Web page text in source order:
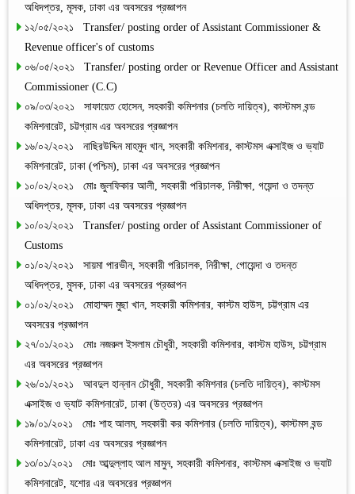
অধিদপ্তর, মূসক, ঢাকা এর অবসরের প্রজ্ঞাপন
১২/০৫/২০২১ Transfer/ posting order of Assistant Commissioner &
Revenue officer's of customs
০৬/০৫/২০২১ Transfer/ posting order or Revenue Officer and Assistant
Commissioner (C.C)
০৯/০৩/২০২১ সাফায়েত হোসেন, সহকারী কমিশনার (চলতি দায়িত্ব), কাস্টমস বন্ড
কমিশনারেট, চট্টগ্রাম এর অবসরের প্রজ্ঞাপন
১৬/০২/২০২১ নাছিরউদ্দিন মাহমুদ খান, সহকারী কমিশনার, কাস্টমস এক্সাইজ ও ভ্যাট
কমিশনারেট, ঢাকা (পশ্চিম), ঢাকা এর অবসরের প্রজ্ঞাপন
১০/০২/২০২১ মোঃ জুলফিকার আলী, সহকারী পরিচালক, নিরীক্ষা, গয়েন্দা ও তদন্ত
অধিদপ্তর, মূসক, ঢাকা এর অবসরের প্রজ্ঞাপন
১০/০২/২০২১ Transfer/ posting order of Assistant Commissioner of
Customs
০১/০২/২০২১ সায়মা পারভীন, সহকারী পরিচালক, নিরীক্ষা, গোয়েন্দা ও তদন্ত
অধিদপ্তর, মুসক, ঢাকা এর অবসরের প্রজ্ঞাপন
০১/০২/২০২১ মোহাম্মদ মুছা খান, সহকারী কমিশনার, কাস্টম হাউস, চট্টগ্রাম এর
অবসরের প্রজ্ঞাপন
২৭/০১/২০২১ মোঃ নজরুল ইসলাম চৌধুরী, সহকারী কমিশনার, কাস্টম হাউস, চট্টগ্রাম
এর অবসরের প্রজ্ঞাপন
২৬/০১/২০২১ আবদুল হান্নান চৌধুরী, সহকারী কমিশনার (চলতি দায়িত্ব), কাস্টমস
এক্সাইজ ও ভ্যাট কমিশনারেট, ঢাকা (উত্তর) এর অবসরের প্রজ্ঞাপন
১৯/০১/২০২১ মোঃ শাহ আলম, সহকারী কর কমিশনার (চলতি দায়িত্ব), কাস্টমস বন্ড
কমিশনারেট, ঢাকা এর অবসরের প্রজ্ঞাপন
১৩/০১/২০২১ মোঃ আব্দুল্লাহ আল মামুন, সহকারী কমিশনার, কাস্টমস এক্সাইজ ও ভ্যাট
কমিশনারেট, যশোর এর অবসরের প্রজ্ঞাপন